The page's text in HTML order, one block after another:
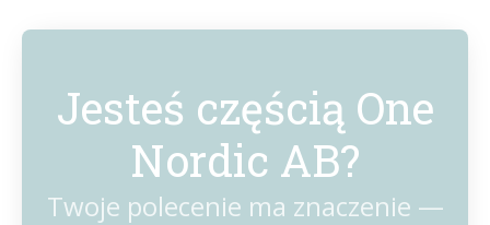
Jesteś częścią One
Nordic AB?
Twoje polecenie ma znaczenie —